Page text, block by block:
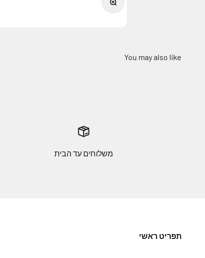
משלוחים עד הבית
תפריט ראשי